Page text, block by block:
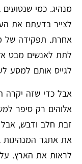
מנהיג. כמי
לצייר בדעתם את
אחרת. תפקידה של
לתת לאנשים מבט
לגייס אותם למסע
אבל כדי שזה יקרה
אלוהים רק סיפר
זבת חלב ודבש, אבל
את אתגר
לראות את הארץ.